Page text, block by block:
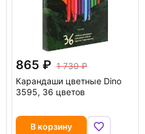
865
1 730
Карандаши цветные Dino
3595, 36 цветов
В корзину